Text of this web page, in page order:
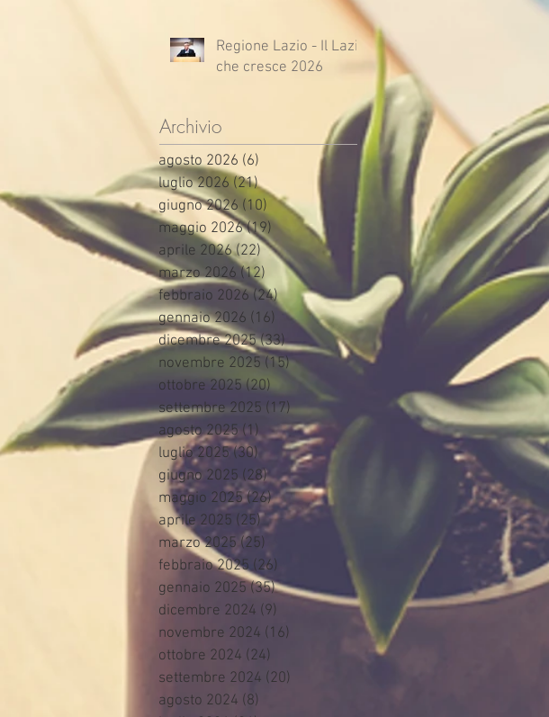
Regione Lazio - Il Lazio
che cresce 2026
Archivio
agosto 2026 (6)
luglio 2026 (21)21 post
giugno 2026 (10) 10 post
maggio 2026 (19) 19 post
aprile 2026 (22) 22 post
marzo 2026 (12) 12 post
febbraio 2026 (24)24 post
gennaio 2026 (16) 16 post
dicembre 2025 (33)33 post
novembre 2025 (15)15 post
ottobre 2025 (20)20 post
settembre 2025 (17)17 post
agosto 2025 (1)1 post
luglio 2025 (30) 30 post
giugno 2025 (28)28 post
maggio 2025 (26)26 post
aprile 2025 (25)25 post
marzo 2025 (25)
febbraio 2025 (26)
gennaio 2025 (35)35 post
dicembre 2024 (9)
novembre 2024 (16)
ottobre 2024 (24)
settembre 2024 (20)
agosto 2024 (8)